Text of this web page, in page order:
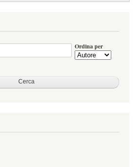
Ordina per